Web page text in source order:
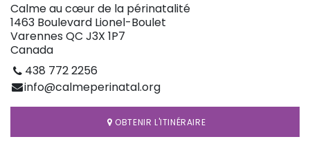
Calme au cœur de la périnatalité
1463 Boulevard Lionel-Boulet
Varennes QC J3X 1P7
Canada
438 772 2256
info@calmeperinatal.org
OBTENIR L'ITINÉRAIRE